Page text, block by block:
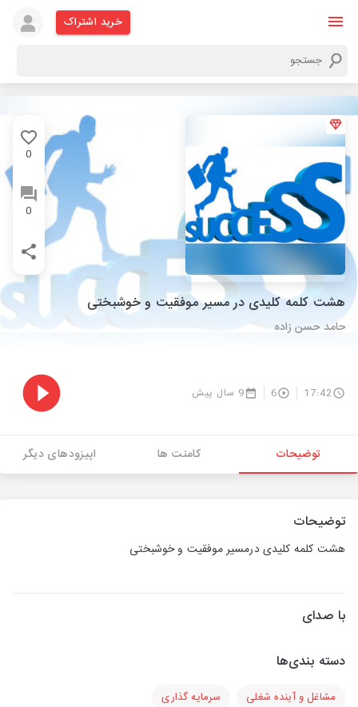
خرید اشتراک
0
0
هشت کلمه کلیدی در مسیر موفقیت و خوشبختی
حامد حسن زاده
17:42
6 9 سال پیش
توضیحات کامنت ها اپیزودهای دیگر
توضیحات
هشت کلمه کلیدی درمسیر موفقیت و خوشبختی
با صدای
دسته بندی‌ها
مشاغل و آینده شغلی سرمایه گذاری